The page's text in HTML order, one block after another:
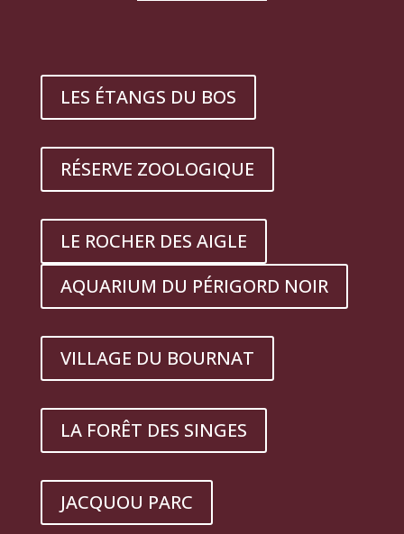
AQUARIUM DU PÉRIGORD NOIR
VILLAGE DU BOURNAT
LA FORÊT DES SINGES
JACQUOU PARC
LES ÉTANGS DU BOS
RÉSERVE ZOOLOGIQUE
LE ROCHER DES AIGLE